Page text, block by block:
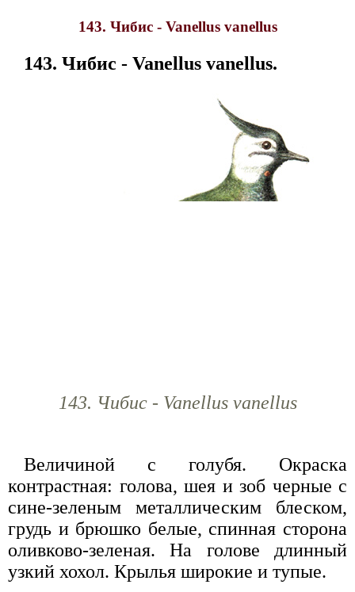
143. Чибис - Vanellus vanellus
143. Чибис - Vanellus vanellus.
143. Чибис - Vanellus vanellus
Величиной с голубя. Окраска
контрастная: голова, шея и зоб черные с
сине-зеленым металлическим блеском,
грудь и брюшко белые, спинная сторона
оливково-зеленая. На голове длинный
узкий хохол. Крылья широкие и тупые.